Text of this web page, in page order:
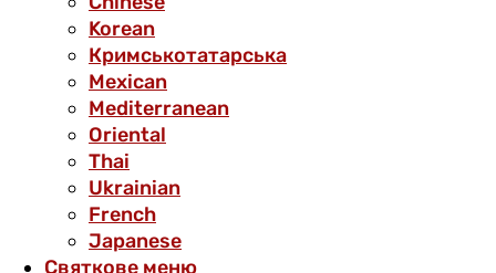
Korean
Кримськотатарська
Mexican
Mediterranean
Oriental
Thai
Ukrainian
French
Japanese
Святкове меню